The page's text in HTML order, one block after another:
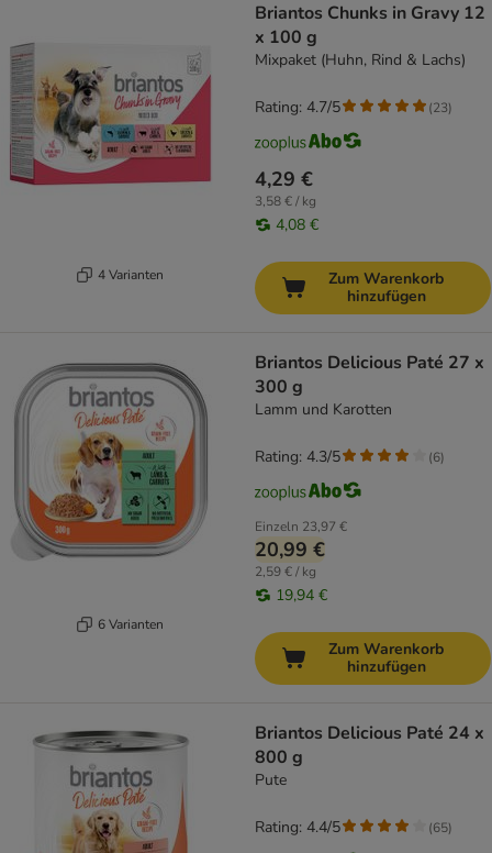
4 Varianten
Briantos Chunks in Gravy 12
x 100 g
Mixpaket (Huhn, Rind & Lachs)
4,29 €
3,58 € / kg
4,08 €
Rating: 4.7/5 (23)
Zum Warenkorb
hinzufügen
6 Varianten
Briantos Delicious Paté 27 x
300 g
Lamm und Karotten
Einzeln 23,97 €
20,99 €
2,59 € / kg
19,94 €
Rating: 4.3/5 (6)
Zum Warenkorb
hinzufügen
Briantos Delicious Paté 24 x
800 g
Pute
Rating: 4.4/5 (65)